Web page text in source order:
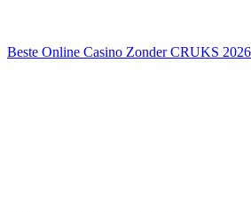
Beste Online Casino Zonder CRUKS